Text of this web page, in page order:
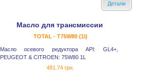
Детали
Масло для трансмиссии
TOTAL - T75W80 (1l)
Масло осевого редуктора API: GL4+,
PEUGEOT & CITROEN: 75W80 1L
481.74 грн.